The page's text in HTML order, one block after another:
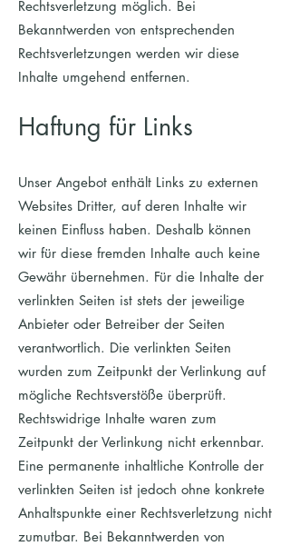
Rechtsverletzung möglich. Bei
Bekanntwerden von entsprechenden
Rechtsverletzungen werden wir diese
Inhalte umgehend entfernen.
Haftung für Links
Unser Angebot enthält Links zu externen
Websites Dritter, auf deren Inhalte wir
keinen Einfluss haben. Deshalb können
wir für diese fremden Inhalte auch keine
Gewähr übernehmen. Für die Inhalte der
verlinkten Seiten ist stets der jeweilige
Anbieter oder Betreiber der Seiten
verantwortlich. Die verlinkten Seiten
wurden zum Zeitpunkt der Verlinkung auf
mögliche Rechtsverstöße überprüft.
Rechtswidrige Inhalte waren zum
Zeitpunkt der Verlinkung nicht erkennbar.
Eine permanente inhaltliche Kontrolle der
verlinkten Seiten ist jedoch ohne konkrete
Anhaltspunkte einer Rechtsverletzung nicht
zumutbar. Bei Bekanntwerden von